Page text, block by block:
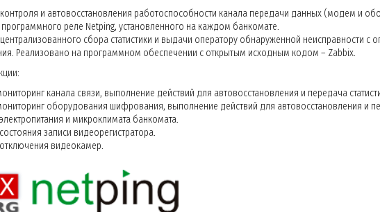
и автовосстановления работоспособности канала передачи данных (модем и
реле Netping, установленного на каждом банкомате.
сбора статистики и выдачи оператору обнаруженной неисправности с
Реализовано на программном обеспечении с открытым исходным кодом – Zabbix.
канала связи, выполнение действий для автовосстановления и передача
оборудования шифрования, выполнение действий для автовосстановления и
и микроклимата банкомата.
записи видеорегистратора.
видеокамер.